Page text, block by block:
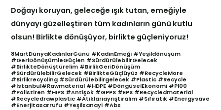
Doğayı koruyan, geleceğe ışık tutan, emeğiyle
dünyayı güzelleştiren tüm kadınların günü kutlu
olsun! Birlikte dönüşüyor, birlikte güçleniyoruz!
8MartDünyaKadınlarGünü #KadınEmeği #yeşildönüşüm
#GeriDönüşümleGüçlen #SürdürülebilirGelecek
#BirlikteDönüştürelim #BirlikGeriDönüşüm
#SürdürülebilirGelecek #BirlikteGüçlüyüz #RecycleMore
#birlikrecycling #sürdürülebilirgelecek #plastic #recycle
#istanbul#rawmaterial #HDPE #DöngüselEkonomi #P100
#polistiren #HIPS #antişok #GPPS #EPS #recycledmaterial
#recycledrawplastic #atıklarıayrıştıralım #sıfıratık #energysave
#enerjitasarrufu #yeşilsanayi #abs